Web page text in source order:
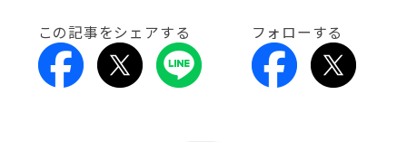
この記事をシェアする フォローする